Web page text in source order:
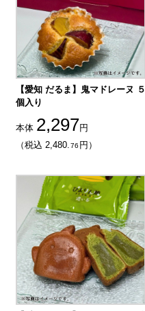
【愛知 だるま】鬼マドレーヌ ５
個入り
本体 2,297円
（税込 2,480.76 円）